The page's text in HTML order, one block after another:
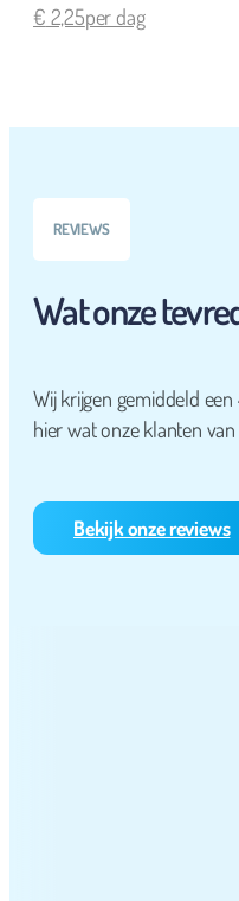
€ 2,25per dag
REVIEWS
Wat onze
Wij krijgen gemiddeld
hier wat onze klanten
Bekijk onze reviews